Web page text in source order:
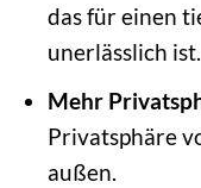
das für einen
unerlässlich ist.
Mehr
Privatsphäre
außen.